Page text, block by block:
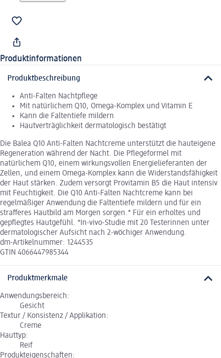
Produktinformationen
Produktbeschreibung
Anti-Falten Nachtpflege
Mit natürlichem Q10, Omega-Komplex und Vitamin E
Kann die Faltentiefe mildern
Hautverträglichkeit dermatologisch bestätigt
Die Balea Q10 Anti-Falten Nachtcreme unterstützt die hauteigene
Regeneration während der Nacht. Die Pflegeformel mit
natürlichem Q10, einem wirkungsvollen Energielieferanten der
Zellen, und einem Omega-Komplex kann die Widerstandsfähigkeit
der Haut stärken. Zudem versorgt Provitamin B5 die Haut intensiv
mit Feuchtigkeit. Die Q10 Anti-Falten Nachtcreme kann bei
regelmäßiger Anwendung die Faltentiefe mildern und für ein
strafferes Hautbild am Morgen sorgen.* Für ein erholtes und
gepflegtes Hautgefühl. *In-vivo-Studie mit 20 Testerinnen unter
dermatologischer Aufsicht nach 2-wöchiger Anwendung.
dm-Artikelnummer: 1244535
GTIN 4066447985344
Produktmerkmale
Anwendungsbereich:
Gesicht
Textur / Konsistenz / Applikation:
Creme
Hauttyp:
Reif
Produkteigenschaften: